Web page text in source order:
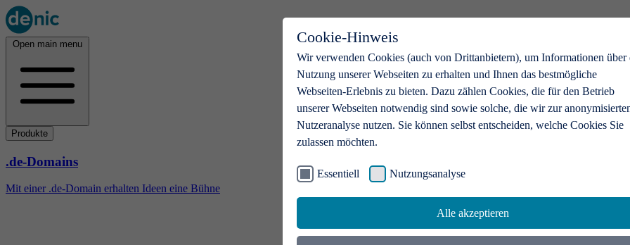
Cookie-Hinweis
Wir verwenden Cookies (auch von Drittanbietern), um Informationen über
Nutzung unserer Webseiten zu erhalten und Ihnen das bestmögliche
Webseiten-Erlebnis zu bieten. Dazu zählen Cookies, die für den Betrieb
unserer Webseiten notwendig sind sowie solche, die wir zur
Nutzeranalyse nutzen. Sie können selbst entscheiden, welche Cookies Sie
zulassen möchten.
Essentiell Nutzungsanalyse
Alle akzeptieren
Open main menu
Produkte
.de-Domains
Mit einer .de-Domain erhalten Ideen eine Bühne